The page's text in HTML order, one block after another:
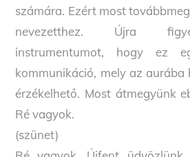
számára. Ezért most
nevezetthez. Újra
instrumentumot, hogy ez
kommunikáció, mely az aurába
érzékelhető. Most átmegyünk
Ré vagyok.
(szünet)